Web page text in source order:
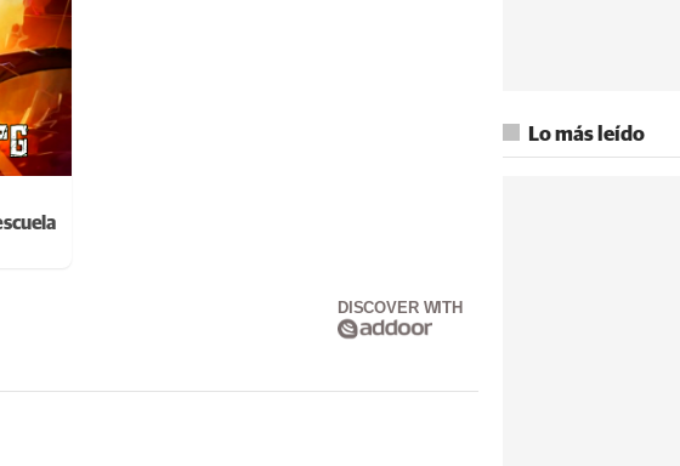
DISCOVER WITH
Lo más leído